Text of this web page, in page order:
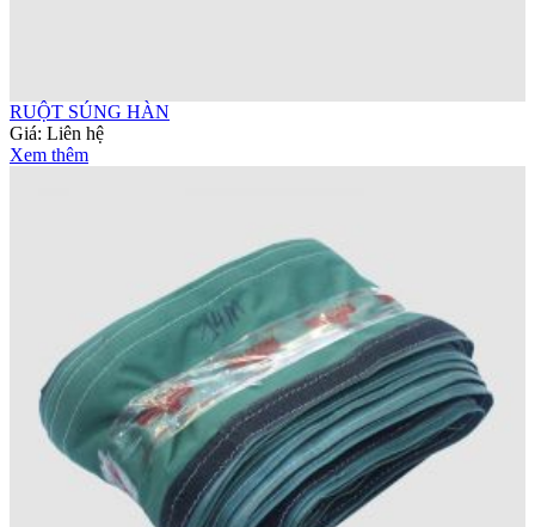
RUỘT SÚNG HÀN
Giá: Liên hệ
Xem thêm